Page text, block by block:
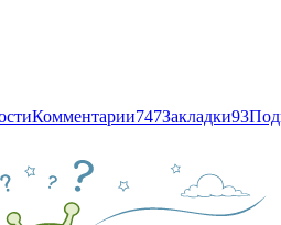
Комментарии747Закладки93